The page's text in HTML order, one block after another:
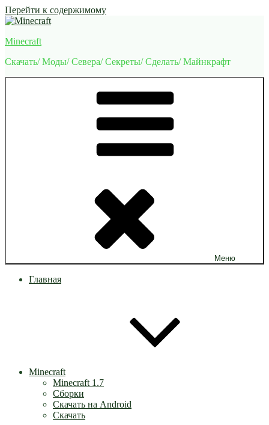
Перейти к содержимому
Minecraft
Скачать/ Моды/ Севера/ Секреты/ Сделать/ Майнкрафт
Меню
Главная
Minecraft
Minecraft 1.7
Сборки
Скачать на Android
Скачать